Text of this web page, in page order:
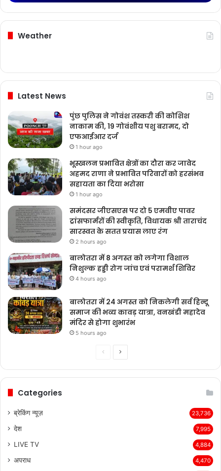
Weather
Latest News
पुंछ पुलिस ने गोवंश तस्करी की कोशिश
नाकाम की, 19 गोवंशीय पशु बरामद, दो
एफआईआर दर्ज
1 hour ago
भूस्खलन प्रभावित क्षेत्रों का दौरा कर जावेद
अहमद राणा ने प्रभावित परिवारों को हरसंभव
सहायता का दिया भरोसा
1 hour ago
समंदसर जीएसएस पर दो 5 एमवीए पावर
ट्रांसफार्मरों की स्वीकृति, विधायक श्री ताराचंद
सारस्वत के सतत प्रयास लाए रंग
2 hours ago
बालोतरा में 8 अगस्त को लगेगा विशाल
निशुल्क हड्डी रोग जांच एवं परामर्श शिविर
4 hours ago
बालोतरा में 24 अगस्त को निकलेगी सर्व हिन्दू
समाज की भव्य कावड़ यात्रा, वनखंडी महादेव
मंदिर से होगा शुभारंभ
5 hours ago
PreviousNext
Categories
ब्रेकिंग न्यूज़ 23,736
देश 7,995
LIVE TV 4,884
अपराध 4,470